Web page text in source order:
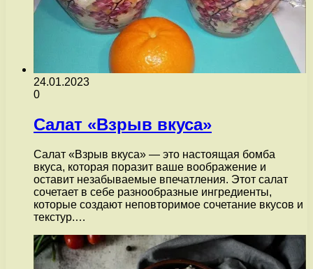
24.01.2023
0
Салат «Взрыв вкуса»
Салат «Взрыв вкуса» — это настоящая бомба
вкуса, которая поразит ваше воображение и
оставит незабываемые впечатления. Этот салат
сочетает в себе разнообразные ингредиенты,
которые создают неповторимое сочетание вкусов и
текстур.…